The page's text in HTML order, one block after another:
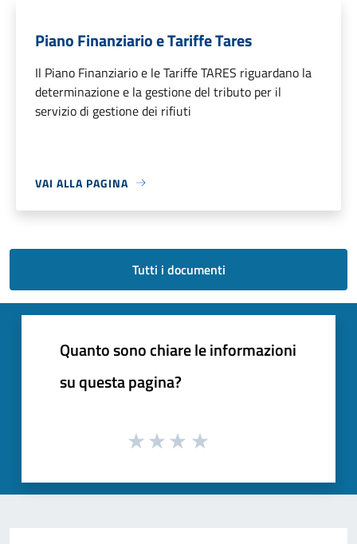
Piano Finanziario e Tariffe Tares
Il Piano Finanziario e le Tariffe TARES riguardano la
determinazione e la gestione del tributo per il
servizio di gestione dei rifiuti
VAI ALLA PAGINA
Tutti i documenti
Quanto sono chiare le informazioni
su questa pagina?